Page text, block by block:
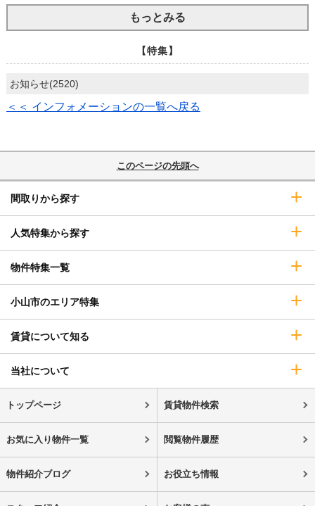
もっとみる
【特集】
お知らせ(2520)
＜＜ インフォメーションの一覧へ戻る
このページの先頭へ
間取りから探す
人気特集から探す
物件特集一覧
小山市のエリア特集
賃貸について知る
当社について
トップページ 賃貸物件検索
お気に入り物件一覧 閲覧物件履歴
物件紹介ブログ お役立ち情報